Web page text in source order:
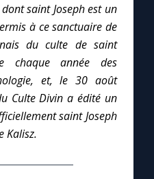
mois
Marie
saint Joseph est un
à ce sanctuaire de
du culte de saint
chaque année des
et, le 30 août
Culte Divin a édité un
saint Joseph
Kalisz.